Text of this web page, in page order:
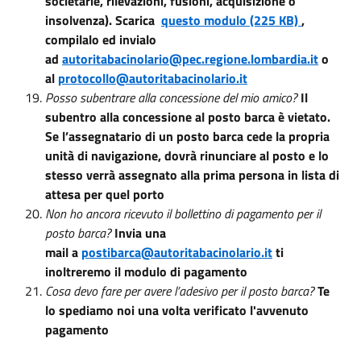
insolvenza). Scarica questo modulo (225 KB),
compilalo ed invialo
ad autoritabacinolario@pec.regione.lombardia.ito
al protocollo@autoritabacinolario.it
Posso subentrare alla concessione del mio amico? Il
subentro alla concessione al posto barca è vietato.
Se l’assegnatario di un posto barca cede la propria
unità di navigazione, dovrà rinunciare al posto e lo
stesso verrà assegnato alla prima persona in lista di
attesa per quel porto
Non ho ancora ricevuto il bollettino di pagamento per il
posto barca?Invia una
maila postibarca@autoritabacinolario.itti
inoltreremo il modulo di pagamento
Cosa devo fare per avere l’adesivo per il posto barca?Te
lo spediamo noi una volta verificato l'avvenuto
pagamento